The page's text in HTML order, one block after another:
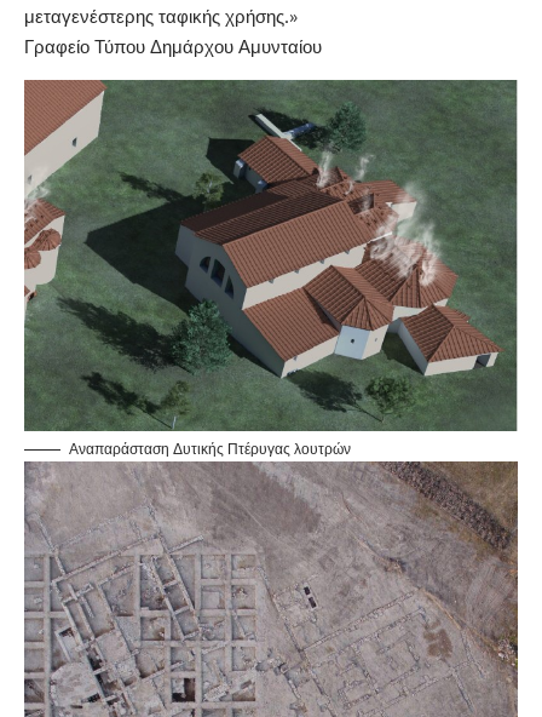
μεταγενέστερης ταφικής χρήσης.»
Γραφείο Τύπου Δημάρχου Αμυνταίου
Αναπαράσταση Δυτικής Πτέρυγας λουτρών